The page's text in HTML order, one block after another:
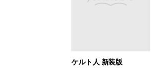
ケルト人 新装版